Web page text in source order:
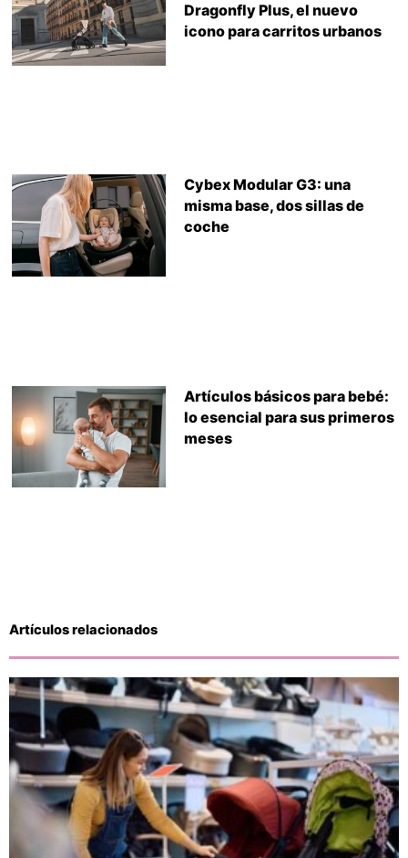
Dragonfly Plus, el nuevo
icono para carritos urbanos
Cybex Modular G3: una
misma base, dos sillas de
coche
Artículos básicos para bebé:
lo esencial para sus primeros
meses
Artículos relacionados